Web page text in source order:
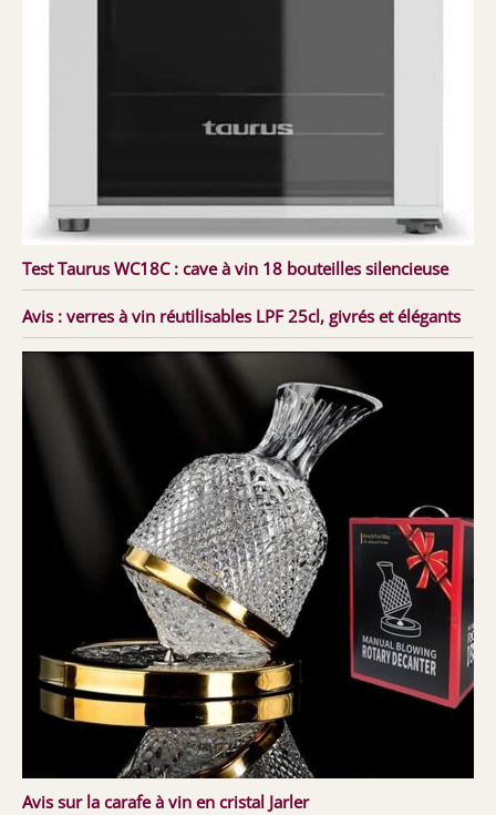
Test Taurus WC18C : cave à vin 18 bouteilles silencieuse
Avis : verres à vin réutilisables LPF 25cl, givrés et élégants
Avis sur la carafe à vin en cristal Jarler